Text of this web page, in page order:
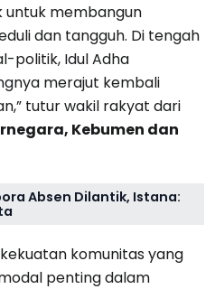
untuk membangun
dan tangguh. Di tengah
politik, Idul Adha
merajut kembali
tutur wakil rakyat dari
Kebumen dan
Absen Dilantik, Istana:
komunitas yang
penting dalam